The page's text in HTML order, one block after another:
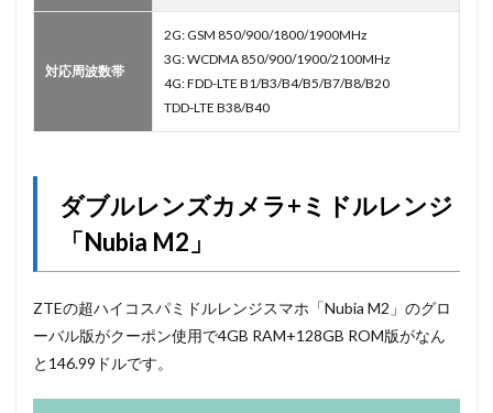
対応周波数帯
2G: GSM 850/900/1800/1900MHz
3G: WCDMA 850/900/1900/2100MHz
4G: FDD-LTE B1/B3/B4/B5/B7/B8/B20
TDD-LTE B38/B40
ダブルレンズカメラ+ミドルレンジ
「Nubia M2」
ZTEの超ハイコスパミドルレンジスマホ「Nubia M2」のグロ
ーバル版がクーポン使用で4GB RAM+128GB ROM版がなん
と146.99ドルです。